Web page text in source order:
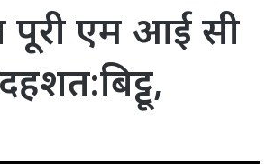
पूरी एम आई सी